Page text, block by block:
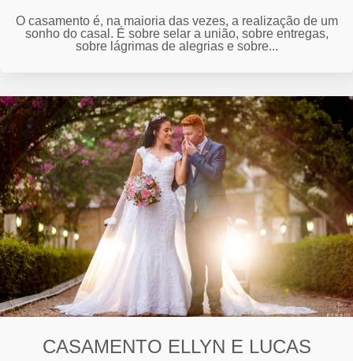
O casamento é, na maioria das vezes, a realização de um
sonho do casal. É sobre selar a união, sobre entregas,
sobre lágrimas de alegrias e sobre...
CASAMENTO ELLYN E LUCAS